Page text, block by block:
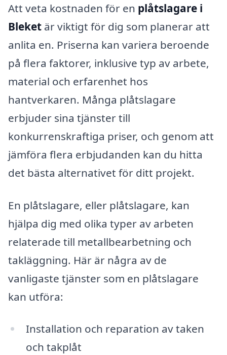
Att veta kostnaden för en plåtslagare i
Bleket är viktigt för dig som planerar att
anlita en. Priserna kan variera beroende
på flera faktorer, inklusive typ av arbete,
material och erfarenhet hos
hantverkaren. Många plåtslagare
erbjuder sina tjänster till
konkurrenskraftiga priser, och genom att
jämföra flera erbjudanden kan du hitta
det bästa alternativet för ditt projekt.
En plåtslagare, eller plåtslagare, kan
hjälpa dig med olika typer av arbeten
relaterade till metallbearbetning och
takläggning. Här är några av de
vanligaste tjänster som en plåtslagare
kan utföra:
Installation och reparation av taken
och takplåt